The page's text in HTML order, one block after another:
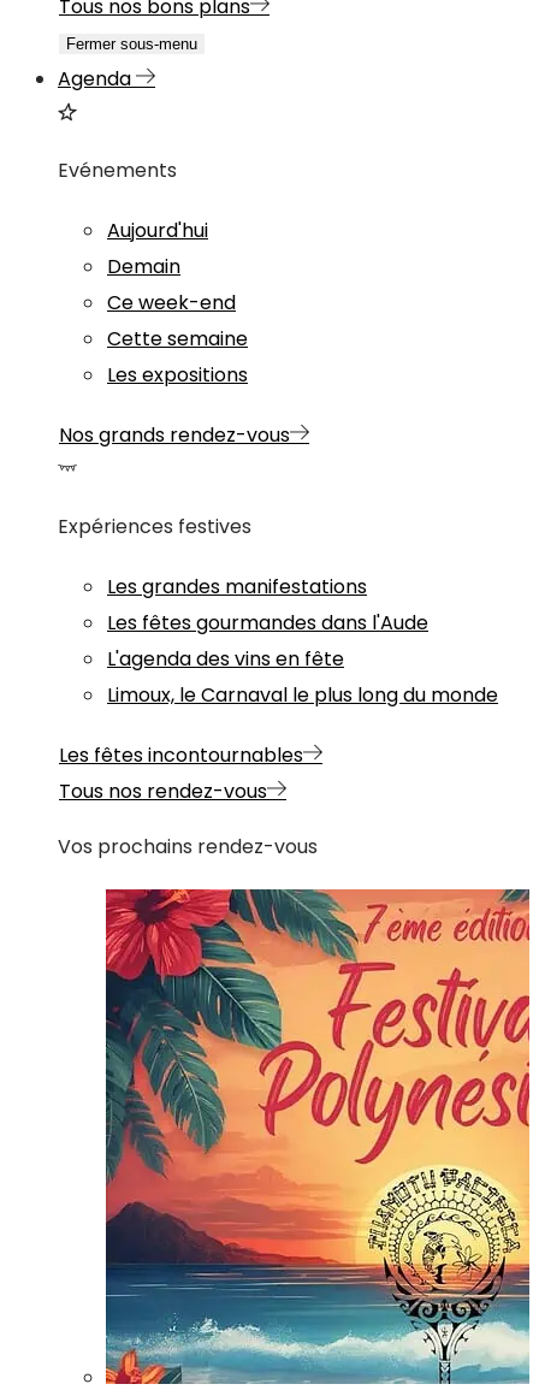
Tous nos bons plans
Fermer sous-menu
Agenda
Evénements
Aujourd'hui
Demain
Ce week-end
Cette semaine
Les expositions
Nos grands rendez-vous
Expériences festives
Les grandes manifestations
Les fêtes gourmandes dans l'Aude
L'agenda des vins en fête
Limoux, le Carnaval le plus long du monde
Les fêtes incontournables
Tous nos rendez-vous
Vos prochains rendez-vous